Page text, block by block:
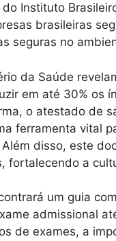
Instituto
brasileiras
seguras no
da Saúde
em até 30% os
o atestado de
ferramenta vital
disso, este
fortalecendo a
um guia
admissional
de exames, a